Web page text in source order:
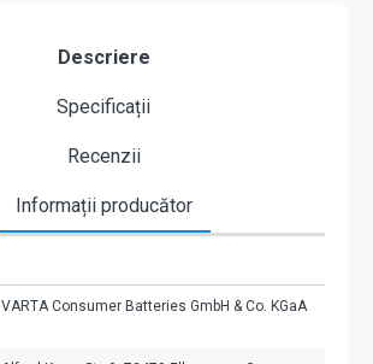
Descriere
Specificații
Recenzii
Informații producător
VARTA Consumer Batteries GmbH & Co. KGaA